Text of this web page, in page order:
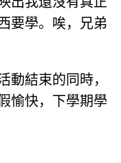
要學。唉，兄弟
動結束的同時，
愉快，下學期學